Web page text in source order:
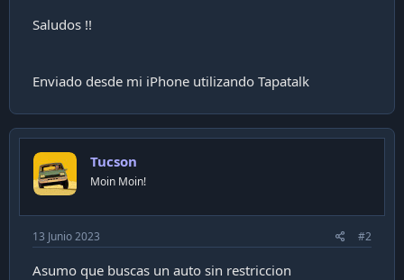
Saludos !!
Enviado desde mi iPhone utilizando Tapatalk
Tucson
Moin Moin!
13 Junio 2023 #2
Asumo que buscas un auto sin restriccion